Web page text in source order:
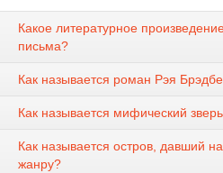
Какое литературное
письма?
Как называется роман Рэя
Как называется мифический
Как называется остров, давший
жанру?